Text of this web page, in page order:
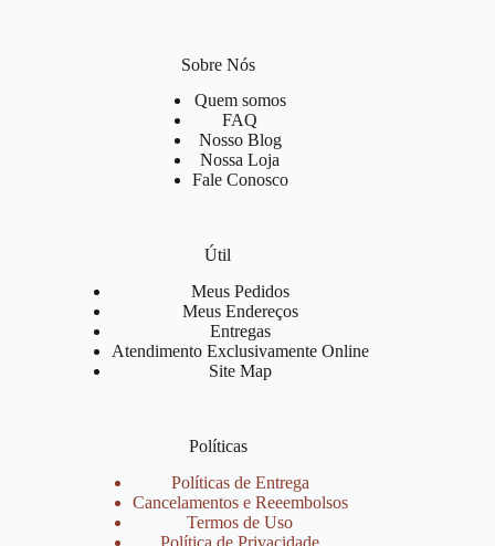
Sobre Nós
Quem somos
FAQ
Nosso Blog
Nossa Loja
Fale Conosco
Útil
Meus Pedidos
Meus Endereços
Entregas
Atendimento Exclusivamente Online
Site Map
Políticas
Políticas de Entrega
Cancelamentos e Reeembolsos
Termos de Uso
Política de Privacidade